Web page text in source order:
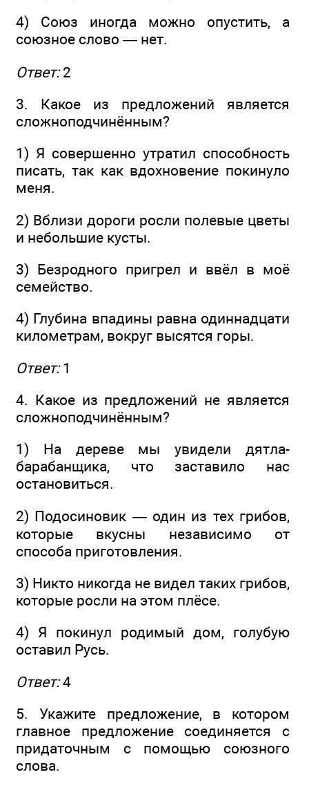
4) Союз иногда можно опустить, а
союзное слово — нет.
Ответ:2
3. Какое из предложений является
сложноподчинённым?
1) Я совершенно утратил способность
писать, так как вдохновение покинуло
меня.
2) Вблизи дороги росли полевые цветы
и небольшие кусты.
3) Безродного пригрел и ввёл в моё
семейство.
4) Глубина впадины равна одиннадцати
километрам, вокруг высятся горы.
Ответ:1
4. Какое из предложений не является
сложноподчинённым?
1) На дереве мы увидели дятла-
барабанщика, что заставило нас
остановиться.
2) Подосиновик — один из тех грибов,
которые вкусны независимо от
способа приготовления.
3) Никто никогда не видел таких грибов,
которые росли на этом плёсе.
4) Я покинул родимый дом, голубую
оставил Русь.
Ответ:4
5. Укажите предложение, в котором
главное предложение соединяется с
придаточным с помощью союзного
слова.